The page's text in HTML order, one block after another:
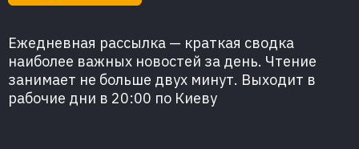
Ежедневная рассылка — краткая сводка
наиболее важных новостей за день. Чтение
занимает не больше двух минут. Выходит в
рабочие дни в 20:00 по Киеву